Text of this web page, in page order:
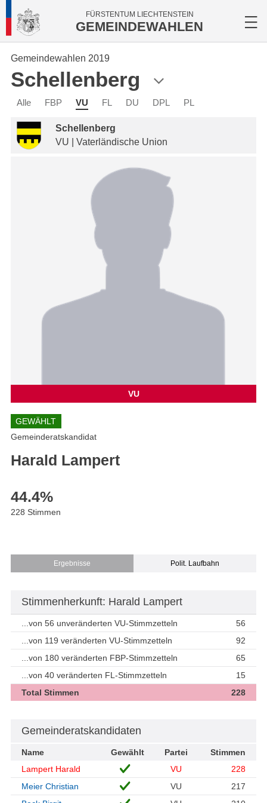
FÜRSTENTUM LIECHTENSTEIN
GEMEINDEWAHLEN
Gemeindewahlen 2019
Schellenberg
Alle FBP VU FL DU DPL PL
Schellenberg
VU | Vaterländische Union
VU
GEWÄHLT
Gemeinderatskandidat
Harald Lampert
44.4%
228 Stimmen
Ergebnisse Polit. Laufbahn
Stimmenherkunft: Harald Lampert
...von 56 unveränderten VU-Stimmzetteln
56
...von 119 veränderten VU-Stimmzetteln
92
...von 180 veränderten FBP-Stimmzetteln
65
...von 40 veränderten FL-Stimmzetteln
15
Total Stimmen
228
Gemeinderatskandidaten
Name Gewählt Partei
Stimmen
Lampert Harald
VU
228
Meier Christian
VU
217